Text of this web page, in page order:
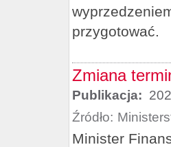
przygotować.
Zmiana
Publikacja:
Źródło:
Minister